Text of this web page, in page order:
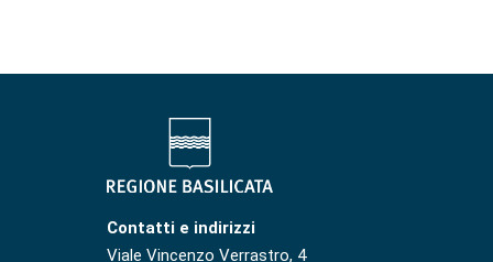
Contatti e indirizzi
Viale Vincenzo Verrastro, 4